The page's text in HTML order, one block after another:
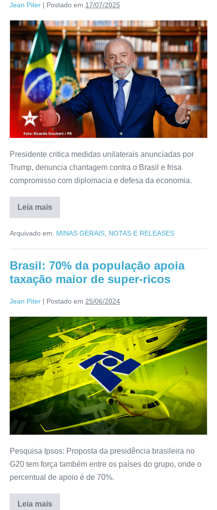
Jean Piter | Postado em 17/07/2025
Presidente critica medidas unilaterais anunciadas por
Trump, denuncia chantagem contra o Brasil e frisa
compromisso com diplomacia e defesa da economia.
Leia mais
Arquivado em: MINAS GERAIS, NOTAS E RELEASES
Brasil: 70% da população apoia
taxação maior de super-ricos
Jean Piter | Postado em 25/06/2024
Pesquisa Ipsos: Proposta da presidência brasileira no
G20 tem força também entre os países do grupo, onde o
percentual de apoio é de 70%.
Leia mais